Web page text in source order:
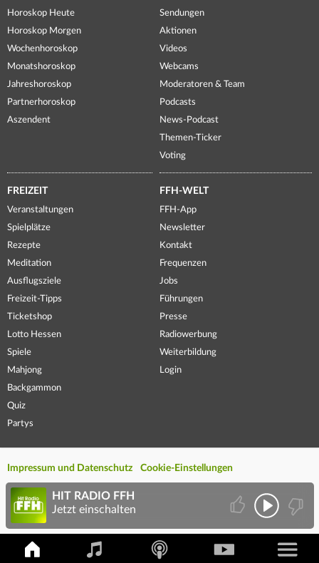
Horoskop Heute
Horoskop Morgen
Wochenhoroskop
Monatshoroskop
Jahreshoroskop
Partnerhoroskop
Aszendent
Sendungen
Aktionen
Videos
Webcams
Moderatoren & Team
Podcasts
News-Podcast
Themen-Ticker
Voting
FREIZEIT
Veranstaltungen
Spielplätze
Rezepte
Meditation
Ausflugsziele
Freizeit-Tipps
Ticketshop
Lotto Hessen
Spiele
Mahjong
Backgammon
Quiz
Partys
FFH-WELT
FFH-App
Newsletter
Kontakt
Frequenzen
Jobs
Führungen
Presse
Radiowerbung
Weiterbildung
Login
Impressum und Datenschutz Cookie-Einstellungen
HIT RADIO FFH
Jetzt einschalten